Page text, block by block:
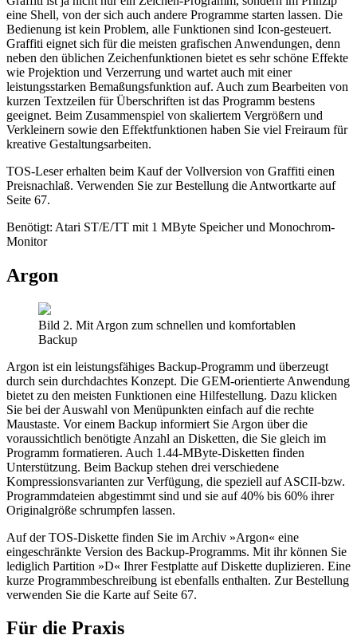
eine Shell, von der sich auch andere Programme starten lassen. Die
Bedienung ist kein Problem, alle Funktionen sind Icon-gesteuert.
Graffiti eignet sich für die meisten grafischen Anwendungen, denn
neben den üblichen Zeichenfunktionen bietet es sehr schöne Effekte
wie Projektion und Verzerrung und wartet auch mit einer
leistungsstarken Bemaßungsfunktion auf. Auch zum Bearbeiten von
kurzen Textzeilen für Überschriften ist das Programm bestens
geeignet. Beim Zusammenspiel von skaliertem Vergrößern und
Verkleinern sowie den Effektfunktionen haben Sie viel Freiraum für
kreative Gestaltungsarbeiten.
TOS-Leser erhalten beim Kauf der Vollversion von Graffiti einen
Preisnachlaß. Verwenden Sie zur Bestellung die Antwortkarte auf
Seite 67.
Benötigt: Atari ST/E/TT mit 1 MByte Speicher und Monochrom-
Monitor
Argon
Bild 2. Mit Argon zum schnellen und komfortablen
Backup
Argon ist ein leistungsfähiges Backup-Programm und überzeugt
durch sein durchdachtes Konzept. Die GEM-orientierte Anwendung
bietet zu den meisten Funktionen eine Hilfestellung. Dazu klicken
Sie bei der Auswahl von Menüpunkten einfach auf die rechte
Maustaste. Vor einem Backup informiert Sie Argon über die
voraussichtlich benötigte Anzahl an Disketten, die Sie gleich im
Programm formatieren. Auch 1.44-MByte-Disketten finden
Unterstützung. Beim Backup stehen drei verschiedene
Kompressionsvarianten zur Verfügung, die speziell auf ASCII-bzw.
Programmdateien abgestimmt sind und sie auf 40% bis 60% ihrer
Originalgröße schrumpfen lassen.
Auf der TOS-Diskette finden Sie im Archiv »Argon« eine
eingeschränkte Version des Backup-Programms. Mit ihr können Sie
lediglich Partition »D« Ihrer Festplatte auf Diskette duplizieren. Eine
kurze Programmbeschreibung ist ebenfalls enthalten. Zur Bestellung
verwenden Sie die Karte auf Seite 67.
Für die Praxis